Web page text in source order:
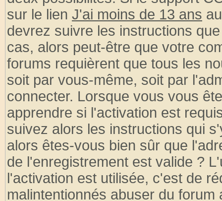
sur le lien J'ai moins de 13 ans
devrez suivre les instructions
cas, alors peut-être que votre
forums requièrent que tous les
soit par vous-même, soit par
connecter. Lorsque vous vous
apprendre si l'activation est
suivez alors les instructions qui
alors êtes-vous bien sûr que
de l'enregistrement est valide ?
l'activation est utilisée, c'est de
malintentionnés abuser du